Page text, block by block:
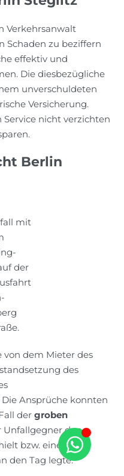
Verkehrsanwalt
Schaden zu beziffern
effektiv und
Die diesbezügliche
unverschuldeten
Versicherung.
nicht verzichten
Berlin
mit
der
von dem Mieter des
des
Ansprüche konnten
dergroben
Unfallgegner den
bzw. eine
den Tag legte.